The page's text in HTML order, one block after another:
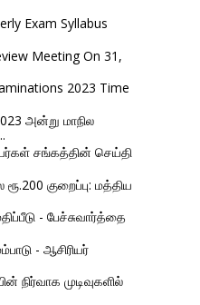
Exam Syllabus
Meeting On 31,
2023 Time
அன்று மாநில
சங்கத்தின் செய்தி
குறைப்பு: மத்திய
- பேச்சுவார்த்தை
- ஆசிரியர்
நிர்வாக முடிவுகளில்